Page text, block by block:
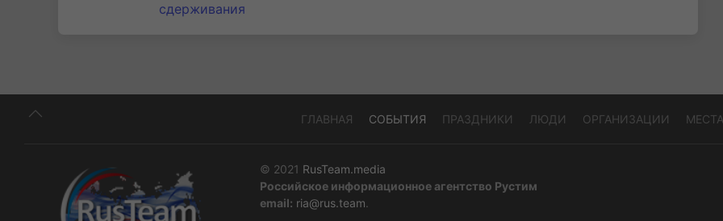
сдерживания
ГЛАВНАЯ СОБЫТИЯ ПРАЗДНИКИ ЛЮДИ ОРГАНИЗАЦИИ МЕСТА
© 2021 RusTeam.media
Российское информационное агентство Рустим
email: ria@rus.team.